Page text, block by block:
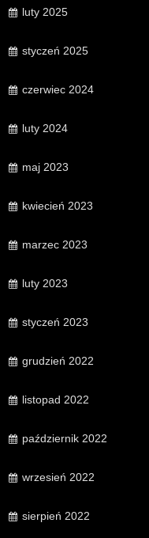
luty 2025
styczeń 2025
czerwiec 2024
luty 2024
maj 2023
kwiecień 2023
marzec 2023
luty 2023
styczeń 2023
grudzień 2022
listopad 2022
październik 2022
wrzesień 2022
sierpień 2022